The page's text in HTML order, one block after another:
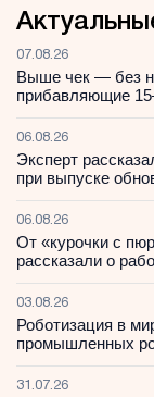
07.08.26
Выше чек — без
прибавляющие
06.08.26
Эксперт
при выпуске
06.08.26
От «курочки с
рассказали о
03.08.26
Роботизация в
промышленных
31.07.26